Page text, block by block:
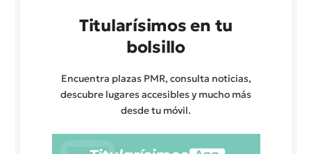
Titularísimos en tu
bolsillo
Encuentra plazas PMR, consulta noticias,
descubre lugares accesibles y mucho más
desde tu móvil.